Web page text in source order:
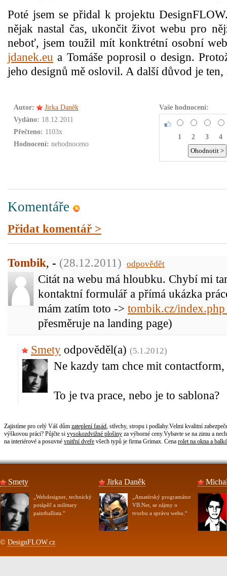
Poté jsem se přidal k projektu
nějak nastal čas, ukončit život webu pro
neboť, jsem toužil mít konktrétní osobní
jdanek.eu a Tomáše poprosil o design.
jeho designů mě oslovil. A další důvod je
Autor:
Jirka Daněk
Vydáno: 18.12.2011
Přečteno: 1103x
Hodnocení: nehodnoceno
Vaše hodnocení:
1 2 3 4
Komentáře
Přidat komentář >
Tombik, - (28.12.2011) odpovědět
Citát na webu má hloubku. Chybí mi
kontaktní formulář a přímá ukázka
mám zatím toto -> tombik.cz/
přesměruje na landing page)
Smety odpověděl(a) (5.1.2012)
Ne kazdy tam chce mit
To je tva prace, nebo je to sablona?
Zajistíme pro celý Váš dům zateplení fasád , střechy, stropu i podlahy.Velmi kvalitní
výškovou práci? Půjčte si vysokozdvižné plošiny za výborné ceny.Vybavte se na zimu a
na interiérové a posuvné vnitřní dveře všech typů je firma Grimax. Cena rolet na okna a
Smety
„Webdesigner, technický
potápěč a milittary
paintballista.“
Jirka Daněk
„Amatérský programátor
VB.Net, se zájmy o
tvorbu a správu webu.“
© DesignFLOW.cz